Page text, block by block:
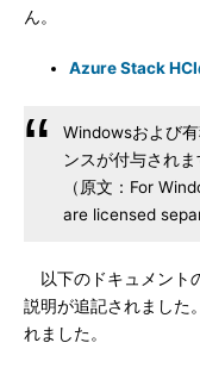
ん。
Azure Stack HCI
Windowsおよび
ンスが付与されま
（原文：For
are licensed
以下のドキュメント
説明が追記されました
れました。